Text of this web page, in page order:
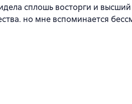
сплошь восторги и высший
но мне вспоминается